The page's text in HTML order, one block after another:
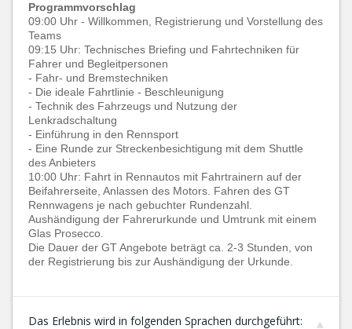
Programmvorschlag
09:00 Uhr - Willkommen, Registrierung und Vorstellung des
Teams
09:15 Uhr: Technisches Briefing und Fahrtechniken für
Fahrer und Begleitpersonen
- Fahr- und Bremstechniken
- Die ideale Fahrtlinie - Beschleunigung
- Technik des Fahrzeugs und Nutzung der
Lenkradschaltung
- Einführung in den Rennsport
- Eine Runde zur Streckenbesichtigung mit dem Shuttle
des Anbieters
10:00 Uhr: Fahrt in Rennautos mit Fahrtrainern auf der
Beifahrerseite, Anlassen des Motors. Fahren des GT
Rennwagens je nach gebuchter Rundenzahl.
Aushändigung der Fahrerurkunde und Umtrunk mit einem
Glas Prosecco.
Die Dauer der GT Angebote beträgt ca. 2-3 Stunden, von
der Registrierung bis zur Aushändigung der Urkunde.
Das Erlebnis wird in folgenden Sprachen durchgeführt: